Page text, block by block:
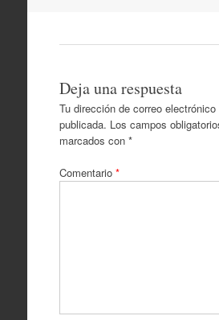
Deja una respuesta
Tu dirección de correo electrónico
publicada. Los campos
marcados con *
Comentario *